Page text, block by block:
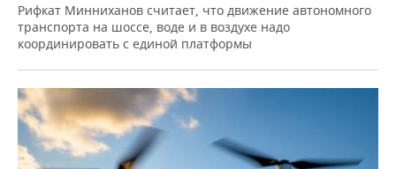
Рифкат Минниханов считает, что движение автономного
транспорта на шоссе, воде и в воздухе надо
координировать с единой платформы